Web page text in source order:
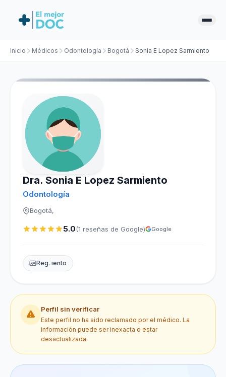
Inicio Médicos Odontología Bogotá Sonia E Lopez Sarmiento
Dra. Sonia E Lopez Sarmiento
Odontología
Bogotá,
5.0(1 reseñas de Google) Google
Reg. iento
Perfil sin verificar
Este perfil no ha sido reclamado por el médico. La
información puede ser inexacta o estar
desactualizada.